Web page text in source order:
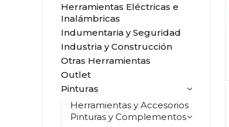
Herramientas Eléctricas e
Inalámbricas
Indumentaria y Seguridad
Industria y Construcción
Otras Herramientas
Outlet
Pinturas
Herramientas y Accesorios
Pinturas y Complementos